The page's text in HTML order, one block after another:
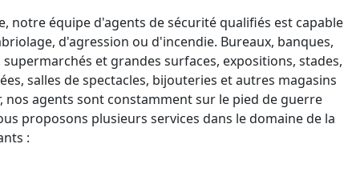
notre équipe d'agents de sécurité qualifiés est capable
d'agression ou d'incendie. Bureaux, banques,
et grandes surfaces, expositions, stades,
salles de spectacles, bijouteries et autres magasins
nos agents sont constamment sur le pied de guerre
proposons plusieurs services dans le domaine de la
: